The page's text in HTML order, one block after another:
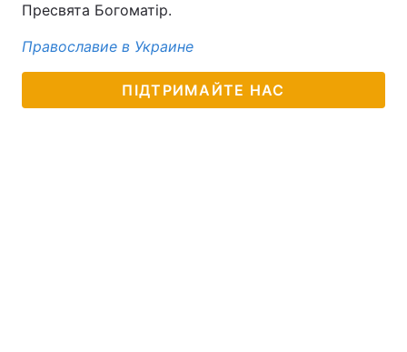
Пресвята Богоматір.
Православие в Украине
ПІДТРИМАЙТЕ НАС